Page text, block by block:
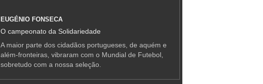
EUGÉNIO FONSECA
O campeonato da Solidariedade
A maior parte dos cidadãos portugueses, de aquém e
além-fronteiras, vibraram com o Mundial de Futebol,
sobretudo com a nossa seleção.